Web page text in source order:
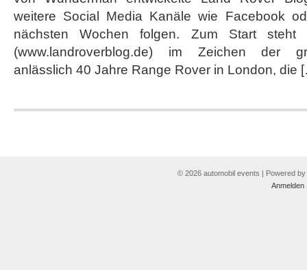
weitere Social Media Kanäle wie Facebook
nächsten Wochen folgen. Zum Start
(www.landroverblog.de) im Zeichen der
anlässlich 40 Jahre Range Rover in London, die
© 2026 automobil events | Powered by
Anmelden|